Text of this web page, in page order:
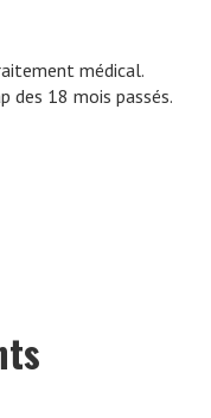
médical.
des 18 mois passés.